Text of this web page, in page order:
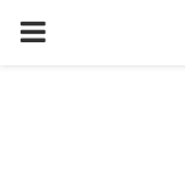
PRIMARY